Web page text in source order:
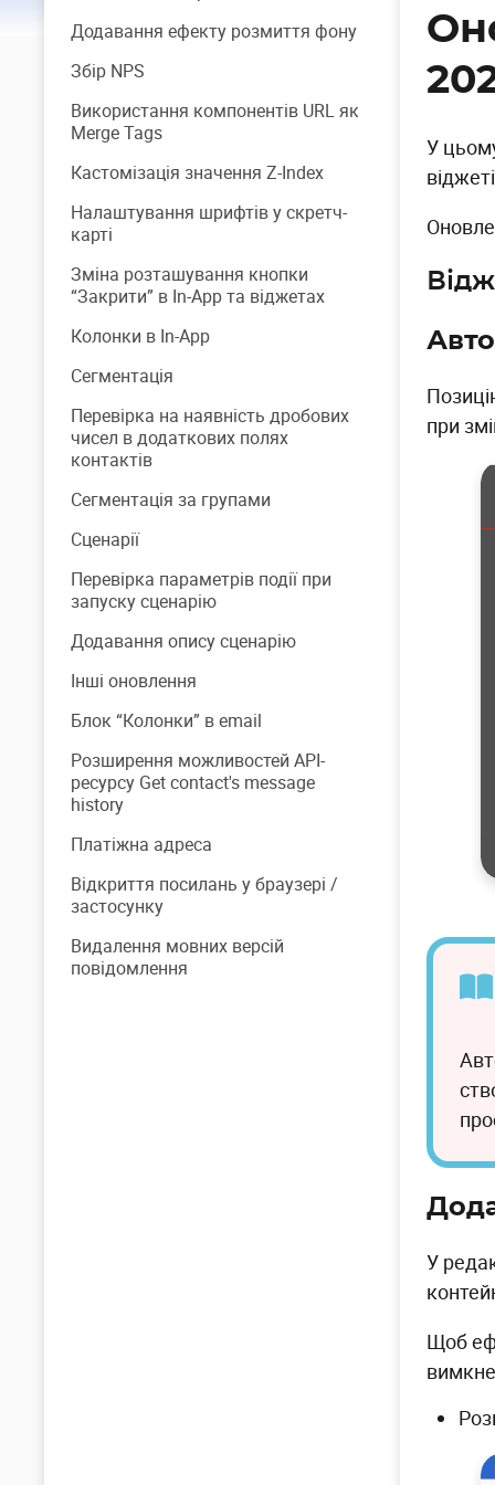
Додавання ефекту розмиття фону
Збір NPS
Використання компонентів URL як
Merge Tags
Кастомізація значення Z-Index
Налаштування шрифтів у скретч-
карті
Зміна розташування кнопки
“Закрити” в In-App та віджетах
Колонки в In-App
Сегментація
Перевірка на наявність дробових
чисел в додаткових полях
контактів
Сегментація за групами
Сценарії
Перевірка параметрів події при
запуску сценарію
Додавання опису сценарію
Інші оновлення
Блок “Колонки” в email
Розширення можливостей API-
ресурсу Get contact's message
history
Платіжна адреса
Відкриття посилань у браузері /
застосунку
Видалення мовних версій
повідомлення
У
при
У
Щоб